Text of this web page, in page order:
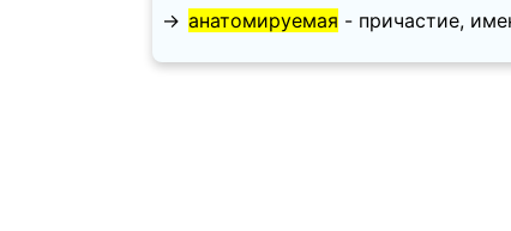
→ анатомируемая - причастие,